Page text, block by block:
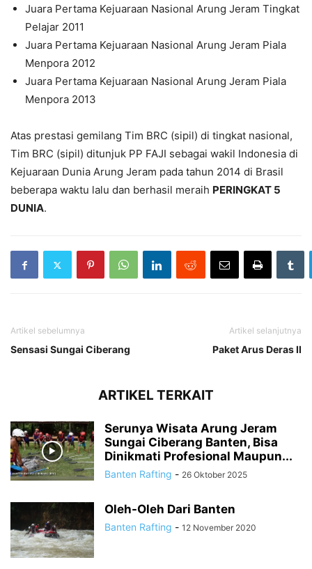
Juara Pertama Kejuaraan Nasional Arung Jeram Tingkat
Pelajar 2011
Juara Pertama Kejuaraan Nasional Arung Jeram Piala
Menpora 2012
Juara Pertama Kejuaraan Nasional Arung Jeram Piala
Menpora 2013
Atas prestasi gemilang Tim BRC (sipil) di tingkat nasional,
Tim BRC (sipil) ditunjuk PP FAJI sebagai wakil Indonesia di
Kejuaraan Dunia Arung Jeram pada tahun 2014 di Brasil
beberapa waktu lalu dan berhasil meraih PERINGKAT 5
DUNIA.
Artikel sebelumnya
Sensasi Sungai Ciberang
Artikel selanjutnya
Paket Arus Deras II
ARTIKEL TERKAIT
Serunya Wisata Arung Jeram
Sungai Ciberang Banten, Bisa
Dinikmati Profesional Maupun...
Banten Rafting - 26 Oktober 2025
Oleh-Oleh Dari Banten
Banten Rafting - 12 November 2020